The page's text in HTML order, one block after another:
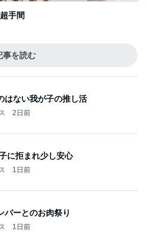
手間
事を読む
はない我が子の推し活
2日前
に拒まれ少し安心
1日前
バーとのお肉祭り
1日前